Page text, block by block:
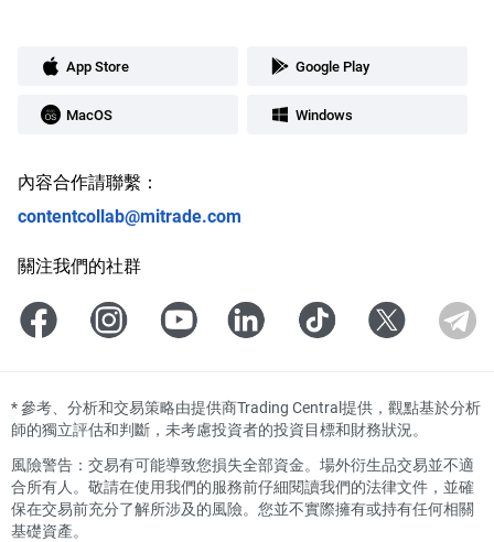
App Store Google Play
MacOS Windows
內容合作請聯繫：
contentcollab@mitrade.com
關注我們的社群
*參考、分析和交易策略由提供商Trading Central提供，觀點基於分析
師的獨立評估和判斷，未考慮投資者的投資目標和財務狀況。
風險警告：交易有可能導致您損失全部資金。場外衍生品交易並不適
合所有人。敬請在使用我們的服務前仔細閱讀我們的法律文件，並確
保在交易前充分了解所涉及的風險。您並不實際擁有或持有任何相關
基礎資產。